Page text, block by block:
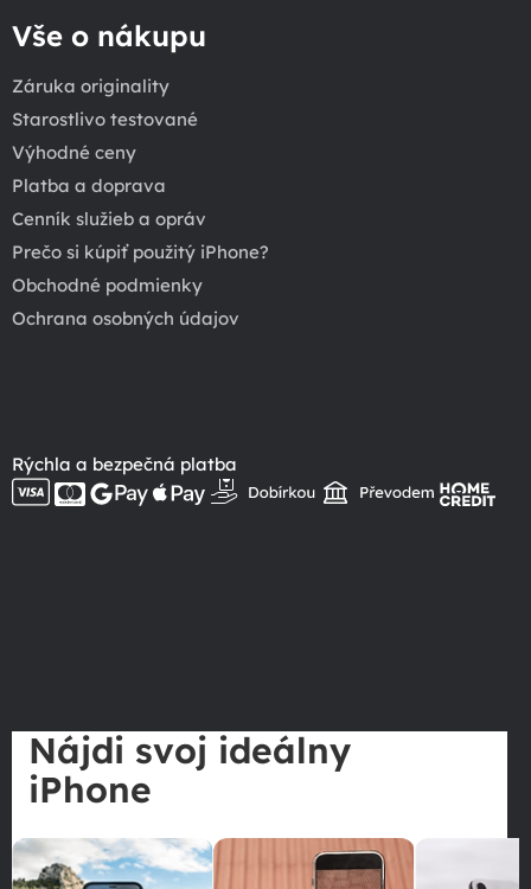
Vše o nákupu
Záruka originality
Starostlivo testované
Výhodné ceny
Platba a doprava
Cenník služieb a opráv
Prečo si kúpiť použitý iPhone?
Obchodné podmienky
Ochrana osobných údajov
Rýchla a bezpečná platba
Nájdi svoj ideálny
iPhone